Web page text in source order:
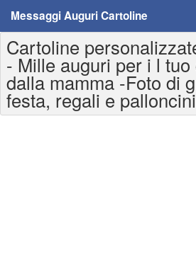
Messaggi Auguri Cartoline
Home
Messaggi
Cartoline
Cartoline
- Mille auguri per i l
dalla mamma -Foto di
festa, regali e palloncini